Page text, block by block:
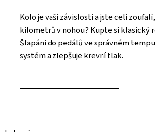
Kolo je vaší závislostí a jste celí
kilometrů v nohou? Kupte si klasický
Šlapání do pedálů ve správném
systém a zlepšuje krevní tlak.